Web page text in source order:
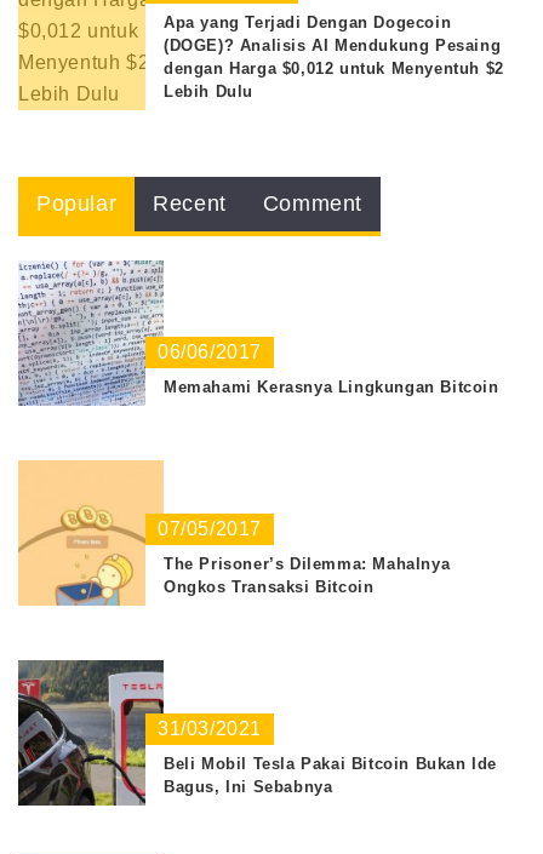
Apa yang Terjadi Dengan Dogecoin
(DOGE)? Analisis AI Mendukung Pesaing
dengan Harga $0,012 untuk Menyentuh $2
Lebih Dulu
Popular Recent Comment
06/06/2017
Memahami Kerasnya Lingkungan Bitcoin
07/05/2017
The Prisoner’s Dilemma: Mahalnya
Ongkos Transaksi Bitcoin
31/03/2021
Beli Mobil Tesla Pakai Bitcoin Bukan Ide
Bagus, Ini Sebabnya